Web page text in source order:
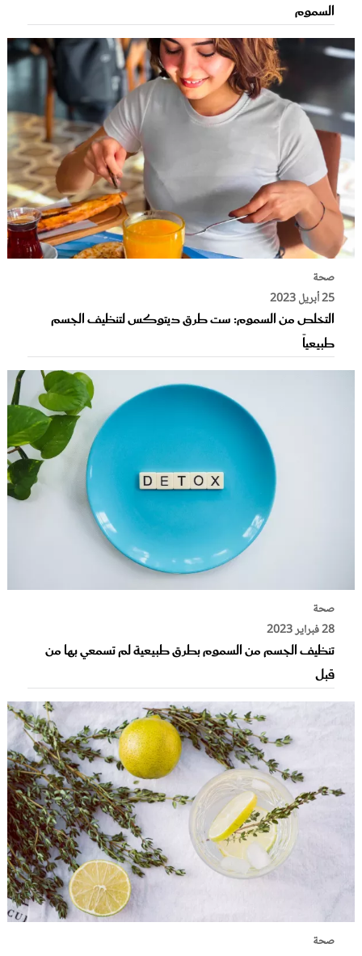
السموم
صحة
25 أبريل 2023
التخلص من السموم: ست طرق ديتوكس لتنظيف الجسم
طبيعياً
صحة
28 فبراير 2023
تنظيف الجسم من السموم بطرق طبيعية لم تسمعي بها من
قبل
صحة